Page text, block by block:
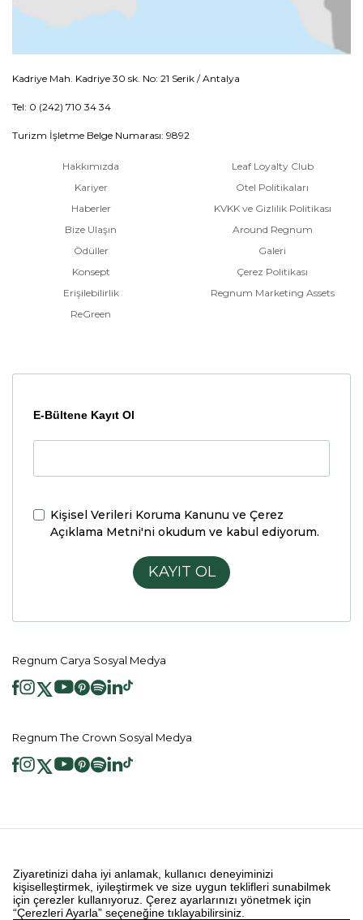
Kadriye Mah. Kadriye 30 sk. No: 21 Serik / Antalya
Tel: 0 (242) 710 34 34
Turizm İşletme Belge Numarası: 9892
Hakkımızda
Kariyer
Haberler
Bize Ulaşın
Ödüller
Konsept
Erişilebilirlik
ReGreen
Leaf Loyalty Club
Otel Politikaları
KVKK ve Gizlilik Politikası
Around Regnum
Galeri
Çerez Politikası
Regnum Marketing Assets
E-Bültene Kayıt Ol
Kişisel Verileri Koruma Kanunu ve Çerez
Açıklama Metni'ni okudum ve kabul ediyorum.
KAYIT OL
Regnum Carya Sosyal Medya
Regnum The Crown Sosyal Medya